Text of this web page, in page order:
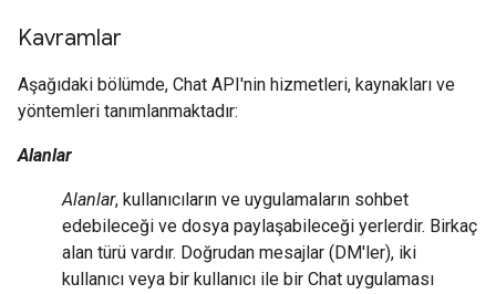
Kavramlar
Aşağıdaki bölümde, Chat API'nin hizmetleri, kaynakları ve
yöntemleri tanımlanmaktadır:
Alanlar
Alanlar, kullanıcıların ve uygulamaların sohbet
edebileceği ve dosya paylaşabileceği yerlerdir. Birkaç
alan türü vardır. Doğrudan mesajlar (DM'ler), iki
kullanıcı veya bir kullanıcı ile bir Chat uygulaması